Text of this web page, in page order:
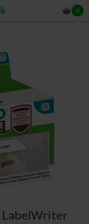
0
LabelWriter